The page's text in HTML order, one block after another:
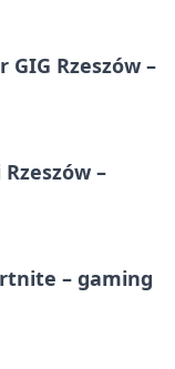
GIG Rzeszów –
–
– gaming